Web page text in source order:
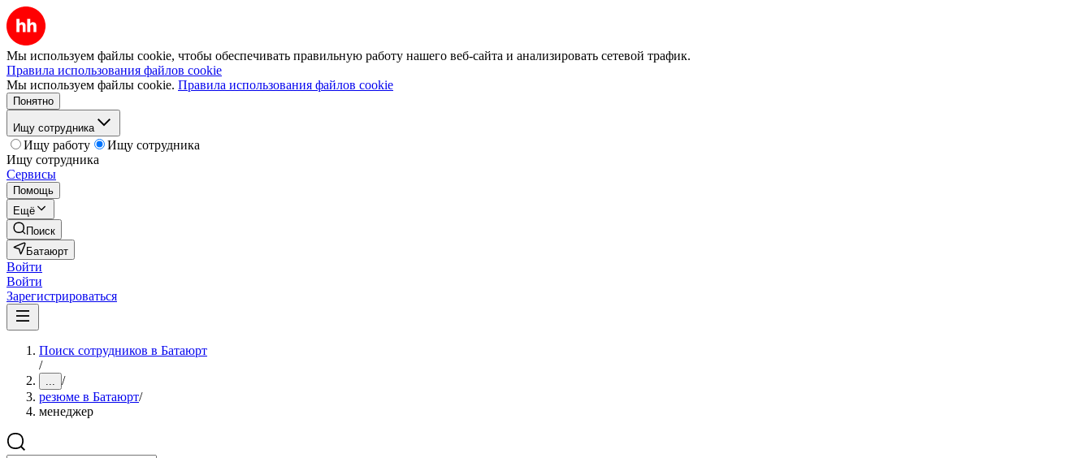
Мы используем файлы cookie, чтобы обеспечивать правильную работу нашего веб-сайта и анализировать сетевой трафик.
Правила использования файлов cookie
Мы используем файлы cookie. Правила использования файлов cookie
Понятно
Ищу сотрудника
Ищу работу
Ищу сотрудника
Ищу сотрудника
Сервисы
Помощь
Ещё
Поиск
Батаюрт
Войти
Войти
Зарегистрироваться
Поиск сотрудников в Батаюрт
/
... /
резюме в Батаюрт/
менеджер